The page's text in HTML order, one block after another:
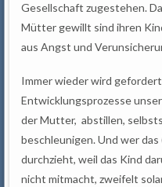
Gesellschaft zugestehen.
Mütter gewillt sind ihren
aus Angst und
Immer wieder wird
Entwicklungsprozesse
der Mutter, abstillen,
beschleunigen. Und wer
durchzieht, weil das Kind
nicht mitmacht, zweifelt